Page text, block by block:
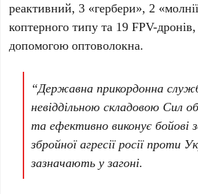
реактивний, 3 «гербери», 2
коптерного типу та 19 FPV-
допомогою оптоволокна.
“Державна прикордонна
невіддільною складовою Сил
та ефективно виконує бойові
збройної агресії росії проти
зазначають у загоні.